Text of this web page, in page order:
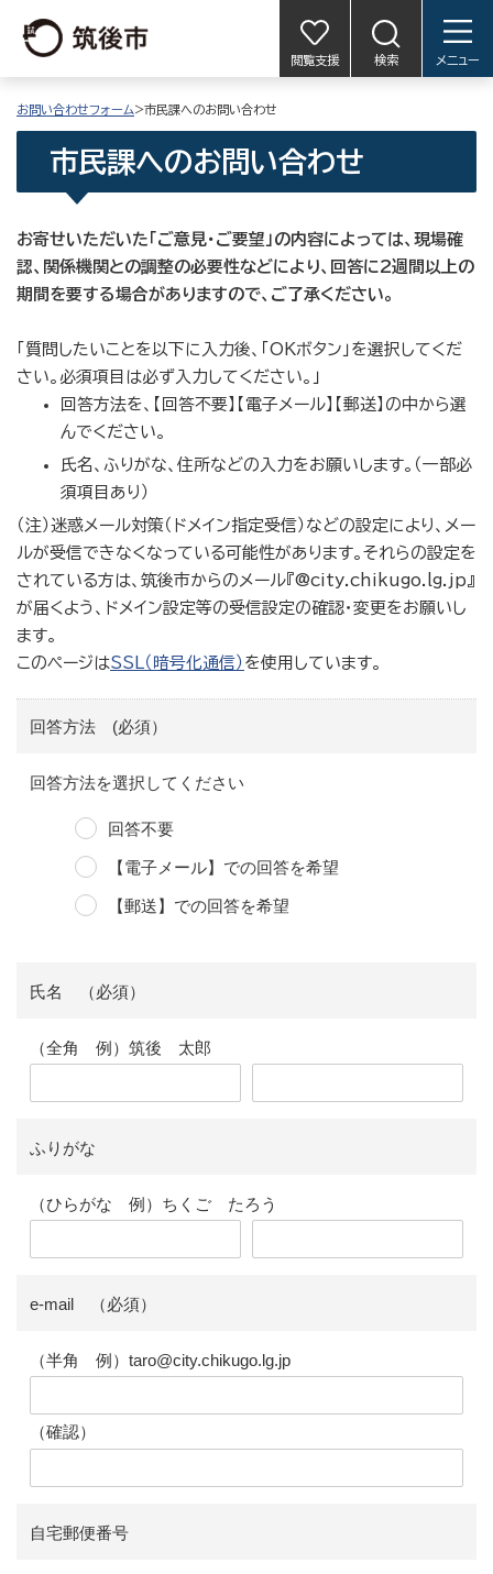
閲覧支援 検索 メニュー
お問い合わせフォーム>市民課へのお問い合わせ
市民課へのお問い合わせ
お寄せいただいた「ご意見・ご要望」の内容によっては、現場確
認、関係機関との調整の必要性などにより、回答に2週間以上の
期間を要する場合がありますので、ご了承ください。
「質問したいことを以下に入力後、「OKボタン」を選択してくだ
さい。必須項目は必ず入力してください。」
回答方法を、【回答不要】【電子メール】【郵送】の中から選
んでください。
氏名、ふりがな、住所などの入力をお願いします。（一部必
須項目あり）
（注）迷惑メール対策（ドメイン指定受信）などの設定により、メー
ルが受信できなくなっている可能性があります。それらの設定を
されている方は、筑後市からのメール『@city.chikugo.lg.jp』
が届くよう、ドメイン設定等の受信設定の確認・変更をお願いし
ます。
このページはSSL（暗号化通信） を使用しています。
回答方法 (必須）
回答方法を選択してください
回答不要
【電子メール】での回答を希望
【郵送】での回答を希望
氏名 （必須）
（全角 例）筑後 太郎
ふりがな
（ひらがな 例）ちくご たろう
e-mail （必須）
（半角 例）taro@city.chikugo.lg.jp
（確認）
自宅郵便番号